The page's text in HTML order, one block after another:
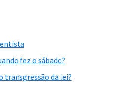
fez o sábado?
transgressão da lei?